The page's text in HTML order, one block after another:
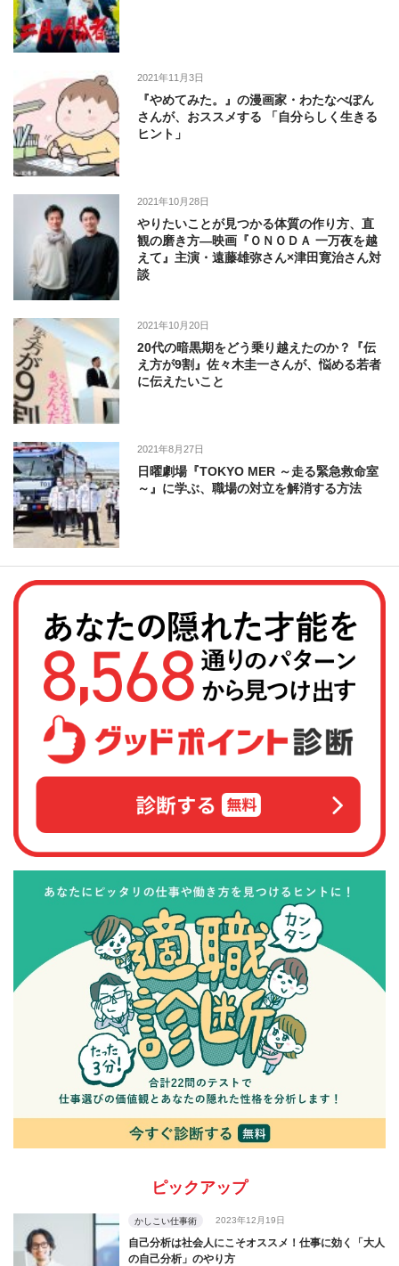
2021年11月3日
『やめてみた。』の漫画家・わたなべぽん
さんが、おススメする 「自分らしく生きる
ヒント」
2021年10月28日
やりたいことが見つかる体質の作り方、直
観の磨き方―映画『ＯＮＯＤＡ 一万夜を越
えて』主演・遠藤雄弥さん×津田寛治さん対
談
2021年10月20日
20代の暗黒期をどう乗り越えたのか？『伝
え方が9割』佐々木圭一さんが、悩める若者
に伝えたいこと
2021年8月27日
日曜劇場『TOKYO MER ～走る緊急救命室
～』に学ぶ、職場の対立を解消する方法
ピックアップ
かしこい仕事術 2023年12月19日
自己分析は社会人にこそオススメ！仕事に効く「大人
の自己分析」のやり方